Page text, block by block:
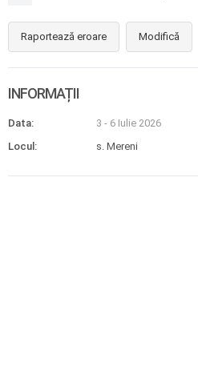
Raportează eroare Modifică
INFORMAȚII
Data:
3 - 6 Iulie 2026
Locul:
s. Mereni